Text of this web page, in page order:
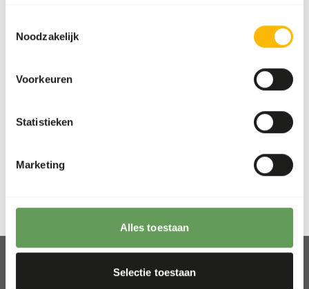
Noodzakelijk
Voorkeuren
Statistieken
Marketing
Alles toestaan
Selectie toestaan
waardoor we jou altijd een ruime keuze kunnen
Previous slide Next